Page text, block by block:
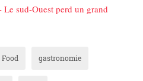
Le sud-Ouest perd un grand
Food gastronomie